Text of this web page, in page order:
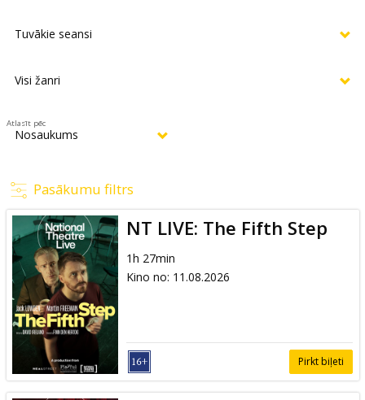
Atlasīt pēc
Pasākumu filtrs
NT LIVE: The Fifth Step
1h 27min
Kino no: 11.08.2026
Pirkt biļeti